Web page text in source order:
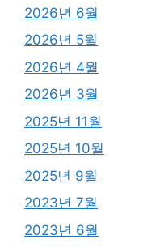
2026년 6월
2026년 5월
2026년 4월
2026년 3월
2025년 11월
2025년 10월
2025년 9월
2023년 7월
2023년 6월